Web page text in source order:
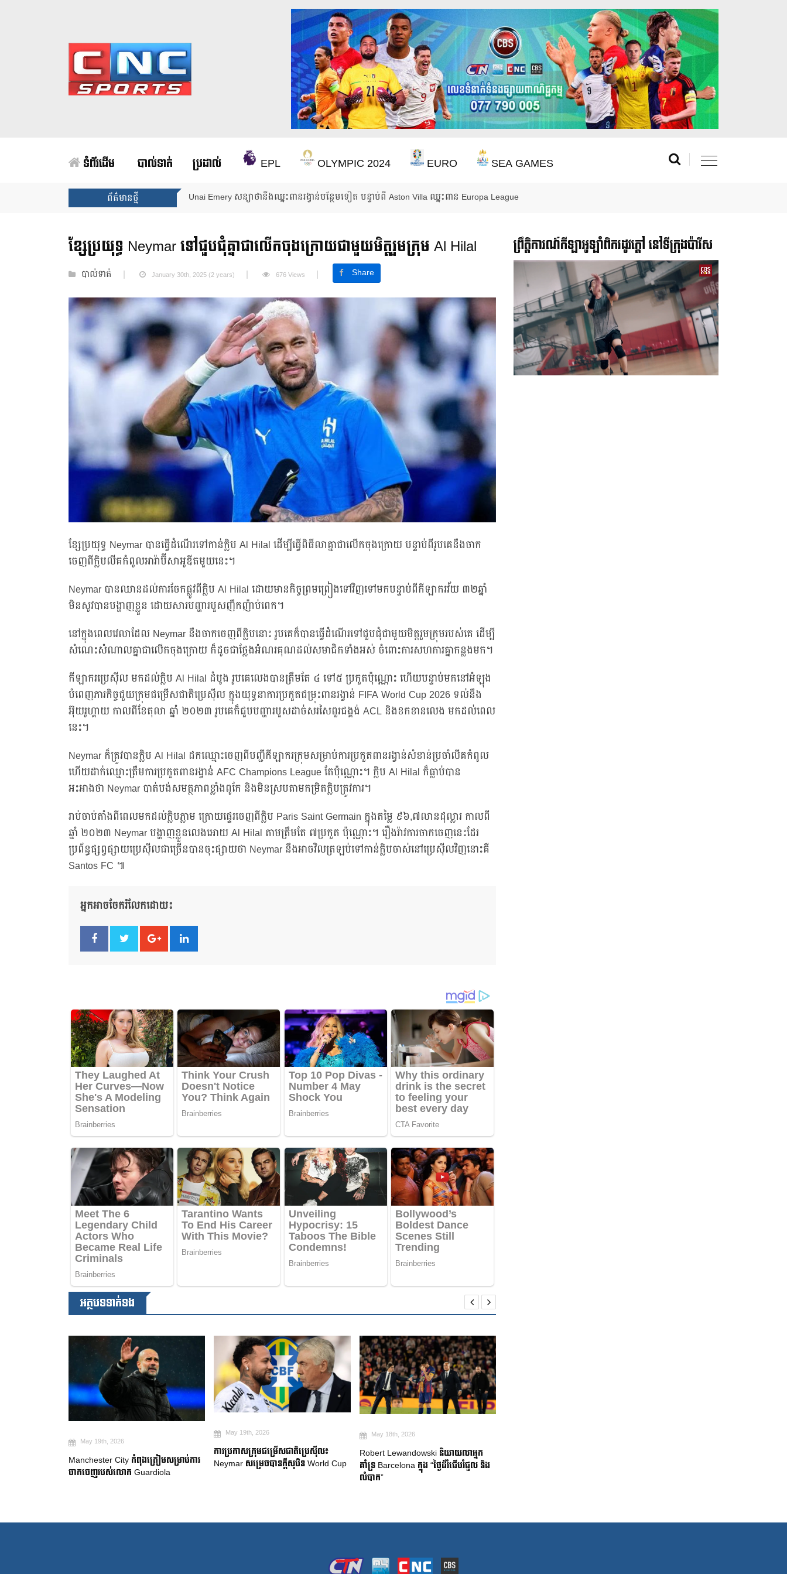
ទំព័រដើម បាល់ទាត់ ប្រដាល់ EPL OLYMPIC 2024 EURO SEA GAMES
ព័ត៌មានថ្មី Arsenal បញ្ចប់ការរង់ចាំ ២២ ឆ្នាំ ដើម្បីឈ្នះពាន Premier League
ខ្សែប្រយុទ្ធ Neymar ទៅជួបជុំគ្នាជាលើកចុងក្រោយជាមួយមិត្តរួមក្រុម Al Hilal
បាល់ទាត់ January 30th, 2025 (2 years) 676 Views Share
ខ្សែប្រយុទ្ធ Neymar បានធ្វើដំណើរទៅកាន់ក្លិប Al Hilal ដើម្បីធ្វើពិធីលាគ្នាជាលើកចុងក្រោយ បន្ទាប់ពីរូបគេនឹងចាក
ចេញពីក្លិបលីគកំពូលអារ៉ាប៊ីសាអូឌីតមួយនេះ។
Neymar បានឈានដល់ការចែកផ្លូវពីក្លិប Al Hilal ដោយមានកិច្ចព្រមព្រៀងទៅវិញទៅមកបន្ទាប់ពីកីឡាករវ័យ ៣២ឆ្នាំ
មិនសូវបានបង្ហាញខ្លួន ដោយសារបញ្ហារបួសញឹកញ៉ាប់ពេក។
នៅក្នុងពេលវេលាដែល Neymar នឹងចាកចេញពីក្លិបនោះ រូបគេក៏បានធ្វើដំណើរទៅជួបជុំជាមួយមិត្តរួមក្រុមរបស់គេ ដើម្បី
សំណេះសំណាលគ្នាជាលើកចុងក្រោយ ក៏ដូចជាថ្លែងអំណរគុណដល់សមាជិកទាំងអស់ ចំពោះការសហការគ្នាកន្លងមក។
កីឡាករប្រេស៊ីល មកដល់ក្លិប Al Hilal ដំបូង រូបគេលេងបានត្រឹមតែ ៤ ទៅ៥ ប្រកួតប៉ុណ្ណោះ ហើយបន្ទាប់មកនៅអំឡុង
បំពេញភារកិច្ចជួយក្រុមជម្រើសជាតិប្រេស៊ីល ក្នុងយុទ្ធនាការប្រកួតជម្រុះពានរង្វាន់ FIFA World Cup 2026 ទល់នឹង
អ៊ុយរូហ្គាយ កាលពីខែតុលា ឆ្នាំ ២០២៣ រូបគេក៏ជួបបញ្ហារបួសដាច់សរសៃពួរជង្គង់ ACL និងខកខានលេង មកដល់ពេល
នេះ។
Neymar ក៏ត្រូវបានក្លិប Al Hilal ដកឈ្មោះចេញពីបញ្ជីកីឡាករក្រុមសម្រាប់ការប្រកួតពានរង្វាន់សំខាន់ប្រចាំលីគកំពូល
ហើយដាក់ឈ្មោះត្រឹមការប្រកួតពានរង្វាន់ AFC Champions League តែប៉ុណ្ណោះ។ ក្លិប Al Hilal ក៏ធ្លាប់បាន
អះអាងថា Neymar បាត់បង់សមត្ថភាពខ្លាំងពូកែ និងមិនស្របតាមកម្រិតក្លិបត្រូវការ។
រាប់ចាប់តាំងពីពេលមកដល់ក្លិបភ្លាម ក្រោយផ្ទេរចេញពីក្លិប Paris Saint Germain ក្នុងតម្លៃ ៩៦,៧លានដុល្លារ កាលពី
ឆ្នាំ ២០២៣ Neymar បង្ហាញខ្លួនលេងអោយ Al Hilal តាមត្រឹមតែ ៧ប្រកួត ប៉ុណ្ណោះ។ រឿងរ៉ាវការចាកចេញនេះដែរ
ប្រព័ន្ធផ្សព្វផ្សាយប្រេស៊ីលជាច្រើនបានចុះផ្សាយថា Neymar នឹងអាចវិលត្រឡប់ទៅកាន់ក្លិបចាស់នៅប្រេស៊ីលវិញនោះគឺ
Santos FC ៕
អ្នកអាចចែករំលែកដោយ៖
អត្ថបទទាក់ទង
May 19th, 2026
Manchester City កំពុងត្រៀមសម្រាប់ការ
ចាកចេញរបស់លោក Guardiola
May 19th, 2026
ការប្រកាសក្រុមជម្រើសជាតិប្រេស៊ីល៖
Neymar សម្រេចបានក្តីសុបិន World Cup
May 18th, 2026
Robert Lewandowski និយាយលាអ្នក
គាំទ្រ Barcelona ក្នុង “ថ្ងៃដ៏រំជើបរំជួល និង
លំបាក”
ព្រឹត្តិការណ៍កីឡាអូឡាំពិករដូវក្ដៅ នៅទីក្រុងប៉ារីស